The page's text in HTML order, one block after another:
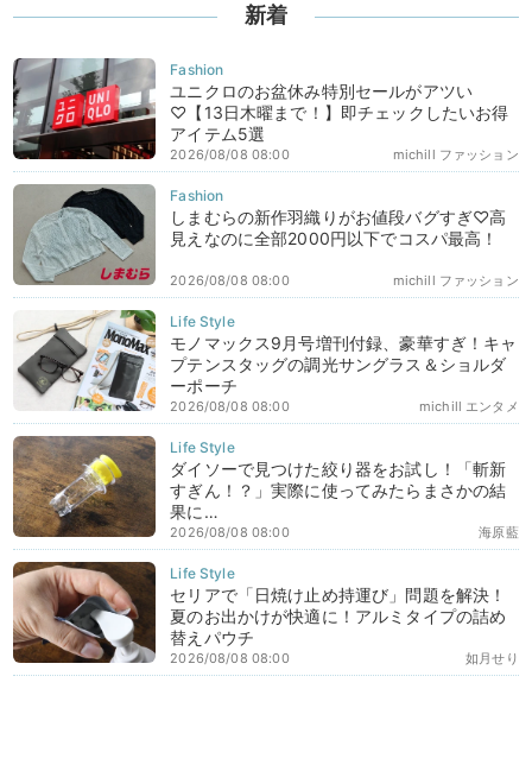
新着
ユニクロのお盆休み特別セールがアツい
♡【13日木曜まで！】即チェックしたいお得
アイテム5選
michill ファッション
2026/08/08 08:00
しまむらの新作羽織りがお値段バグすぎ♡高
見えなのに全部2000円以下でコスパ最高！
michill ファッション
2026/08/08 08:00
モノマックス9月号増刊付録、豪華すぎ！キャ
プテンスタッグの調光サングラス＆ショルダ
ーポーチ
michill エンタメ
2026/08/08 08:00
ダイソーで見つけた絞り器をお試し！「斬新
すぎん！？」実際に使ってみたらまさかの結
果に…
海原藍
2026/08/08 08:00
セリアで「日焼け止め持運び」問題を解決！
夏のお出かけが快適に！アルミタイプの詰め
替えパウチ
如月せり
2026/08/08 08:00